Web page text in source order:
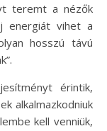
teremt a nézők
energiát vihet a
hosszú távú
érintik,
alkalmazkodniuk
kell venniük,